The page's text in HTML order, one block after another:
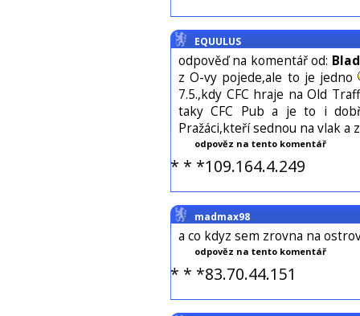
EQUULUS
odpověď na komentář od:
z O-vy pojede,ale to je jedno
7.5.,kdy CFC hraje na Old
taky CFC Pub a je to i
Pražáci,kteří sednou na vlak a
odpověz na tento komentář
* * *109.164.4.249
madmax98
a co kdyz sem zrovna na
odpověz na tento komentář
* * *83.70.44.151